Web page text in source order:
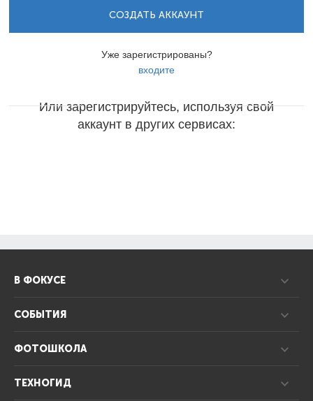
СОЗДАТЬ АККАУНТ
Уже зарегистрированы?
входите
Или зарегистрируйтесь, используя свой
аккаунт в других сервисах:
В ФОКУСЕ
СОБЫТИЯ
ФОТОШКОЛА
ТЕХНОГИД